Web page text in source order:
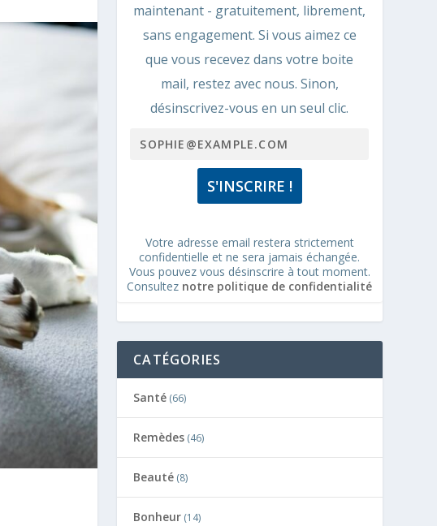
maintenant - gratuitement, librement,
sans engagement. Si vous aimez ce
que vous recevez dans votre boite
mail, restez avec nous. Sinon,
désinscrivez-vous en un seul clic.
Votre adresse email restera strictement
confidentielle et ne sera jamais échangée.
Vous pouvez vous désinscrire à tout moment.
Consultez notre politique de confidentialité
CATÉGORIES
Santé (66)
Remèdes (46)
Beauté (8)
Bonheur (14)